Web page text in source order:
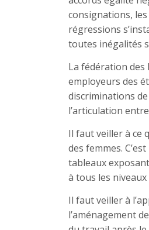
consignations,
régressions
toutes inégalités
La fédération des
employeurs des
discriminations
l’articulation
Il faut veiller à ce
des femmes.
tableaux
à tous les
Il faut veiller à
l’aménagement